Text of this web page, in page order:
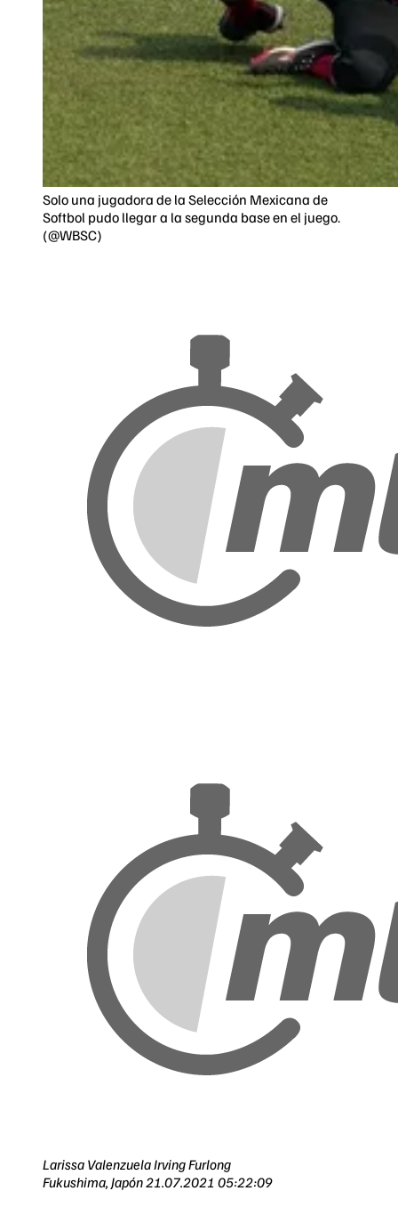
Solo una jugadora de la Selección Mexicana de
Softbol pudo llegar a la segunda base en el juego.
(@WBSC)
Larissa ValenzuelaIrving Furlong
Fukushima, Japón21.07.2021 05:22:09